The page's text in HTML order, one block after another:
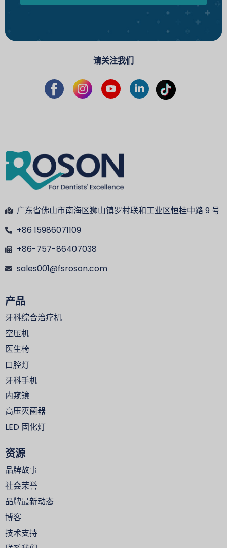
请关注我们
广东省佛山市南海区狮山镇罗村联和工业区恒桂中路 9 号
+86 15986071109
+86-757-86407038
sales001@fsroson.com
产品
牙科综合治疗机
空压机
医生椅
口腔灯
牙科手机
内窥镜
高压灭菌器
LED 固化灯
资源
品牌故事
社会荣誉
品牌最新动态
博客
技术支持